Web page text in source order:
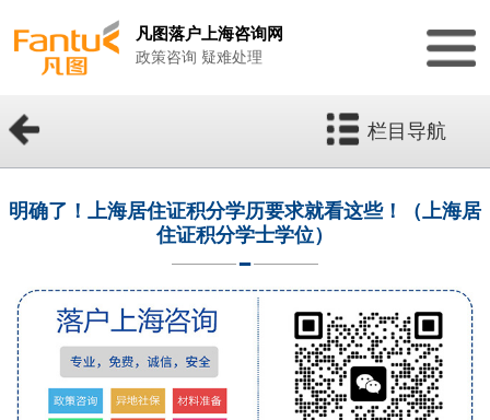
凡图落户上海咨询网
政策咨询 疑难处理
栏目导航
明确了！上海居住证积分学历要求就看这些！（上海居
住证积分学士学位）